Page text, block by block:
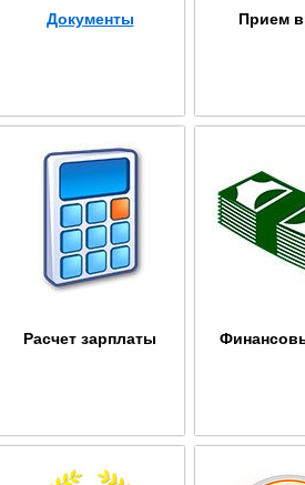
Документы Прием
Расчет зарплаты